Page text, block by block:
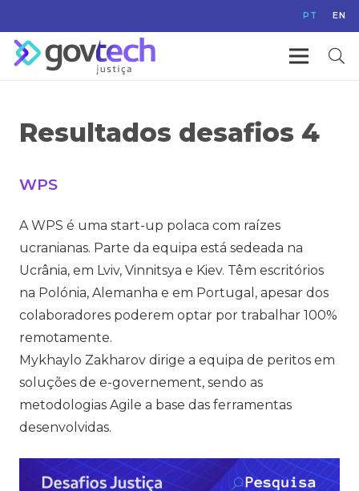
PT EN
Resultados desafios 4
WPS
A WPS é uma start-up polaca com raízes
ucranianas. Parte da equipa está sedeada na
Ucrânia, em Lviv, Vinnitsya e Kiev. Têm escritórios
na Polónia, Alemanha e em Portugal, apesar dos
colaboradores poderem optar por trabalhar 100%
remotamente.
Mykhaylo Zakharov dirige a equipa de peritos em
soluções de e-governement, sendo as
metodologias Agile a base das ferramentas
desenvolvidas.